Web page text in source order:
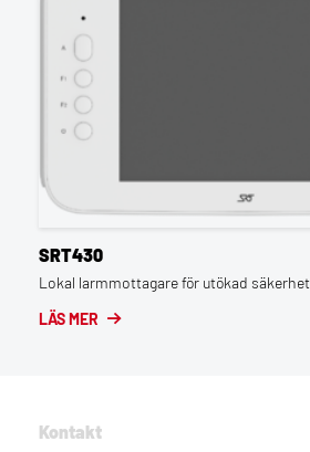
SRT430
Lokal larmmottagare för utökad säkerhet
LÄS MER
Kontakt